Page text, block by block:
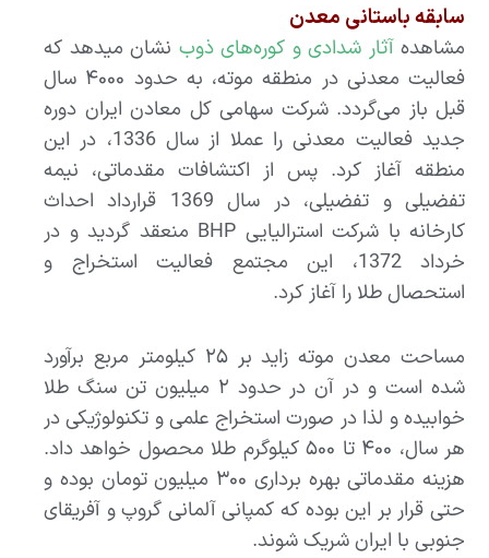
سابقه باستانی معدن
مشاهده آثار شدادی و کوره‌های ذوبنشان میدهد که
فعالیت معدنی در منطقه موته، به حدود ۴۰۰۰ سال
قبل باز می‌گردد. شرکت سهامی کل معادن ایران دوره
جدید فعالیت معدنی را عملا از سال 1336، در این
منطقه آغاز کرد. پس از اکتشافات مقدماتی، نیمه
تفضیلی و تفضیلی، در سال 1369 قرارداد احداث
کارخانه با شرکت استرالیایی BHP منعقد گردید و در
خرداد 1372، این مجتمع فعالیت استخراج و
استحصال طلا را آغاز کرد.
مساحت معدن موته زاید بر ۲۵ کیلومتر مربع برآورد
شده است و در آن در حدود ۲ میلیون تن سنگ طلا
خوابیده و لذا در صورت استخراج علمی و تکنولوژیکی در
هر سال، ۴۰۰ تا ۵۰۰ کیلوگرم طلا محصول خواهد داد.
هزینه مقدماتی بهره برداری ۳۰۰ میلیون تومان بوده و
حتی قرار بر این بوده که کمپانی آلمانی گروپ و آفریقای
جنوبی با ایران شریک شوند.